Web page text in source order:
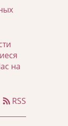
на
RSS